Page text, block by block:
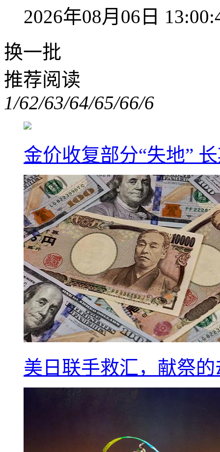
2026年08月06日
换一批
推荐阅读
1/62/63/64/65/66/6
金价收复部分“失地”
美日联手救汇，献祭